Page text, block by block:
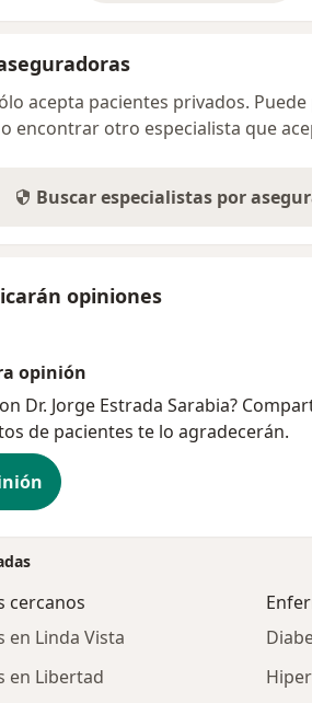
acepta pacientes privados.
encontrar otro especialista que
Buscar especialistas por
opiniones
opinión
Dr. Jorge Estrada Sarabia?
de pacientes te lo agradecerán.
cercanos
en Linda Vista
en Libertad